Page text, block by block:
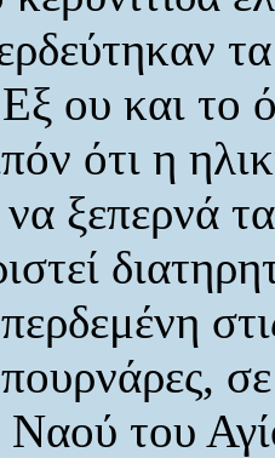
ου και το
ότι η
να ξεπερνά
Ναού του